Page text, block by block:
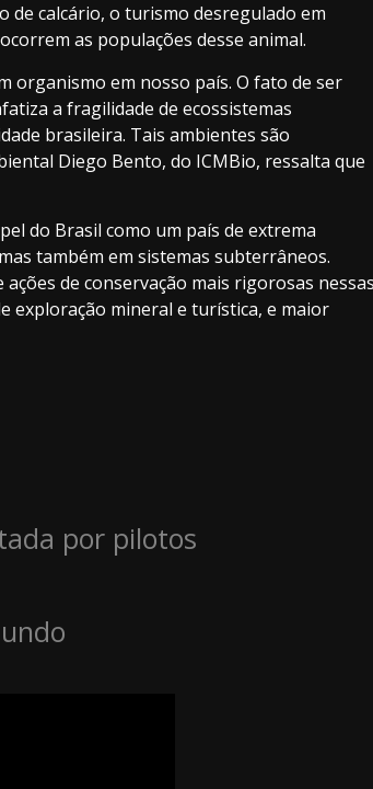
de calcário, o turismo desregulado em
as populações desse animal.
organismo em nosso país. O fato de ser
a fragilidade de ecossistemas
brasileira. Tais ambientes são
Diego Bento, do ICMBio, ressalta que
do Brasil como um país de extrema
também em sistemas subterrâneos.
de conservação mais rigorosas nessas
exploração mineral e turística, e maior
por pilotos